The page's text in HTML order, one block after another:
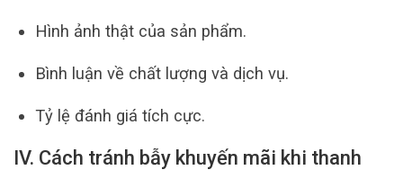
Hình ảnh thật của sản phẩm.
Bình luận về chất lượng và dịch vụ.
Tỷ lệ đánh giá tích cực.
IV. Cách tránh bẫy khuyến mãi khi thanh